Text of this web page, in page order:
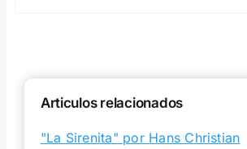
Articulos relacionados
"La Sirenita" por Hans Christian